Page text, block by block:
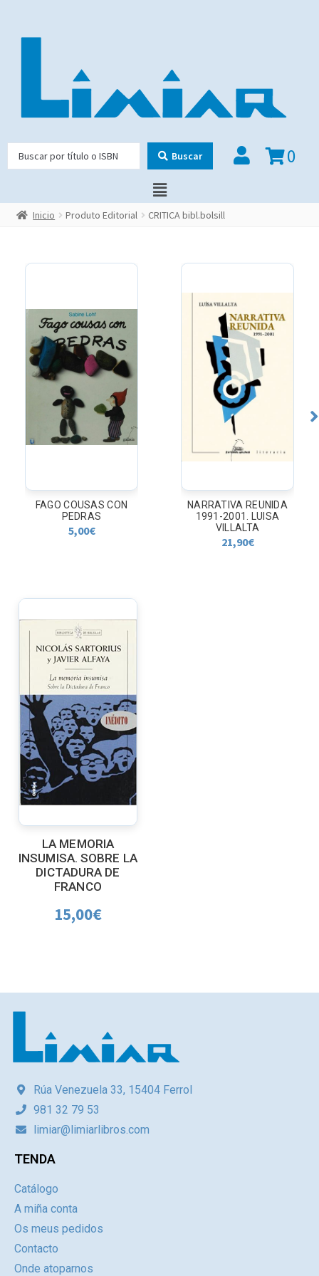
Buscar 0
Inicio Produto Editorial CRITICA bibl.bolsill
FAGO COUSAS CON
PEDRAS
5,00€
NARRATIVA REUNIDA
1991-2001. LUISA
VILLALTA
21,90€
LA MEMORIA
INSUMISA. SOBRE LA
DICTADURA DE
FRANCO
15,00€
Rúa Venezuela 33, 15404 Ferrol
981 32 79 53
limiar@limiarlibros.com
TENDA
Catálogo
A miña conta
Os meus pedidos
Contacto
Onde atoparnos